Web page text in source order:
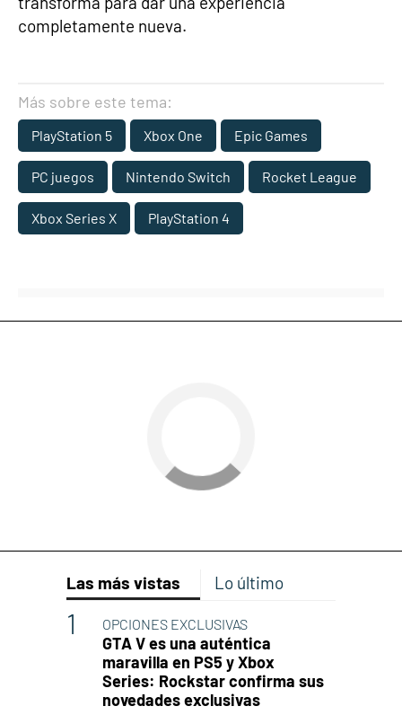
completamente nueva.
Más sobre este tema:
PlayStation 5 Xbox One Epic Games
PC juegos Nintendo Switch Rocket League
Xbox Series X PlayStation 4
Las más vistas Lo último
OPCIONES EXCLUSIVAS
GTA V es una auténtica
maravilla en PS5 y Xbox
Series: Rockstar confirma sus
novedades exclusivas